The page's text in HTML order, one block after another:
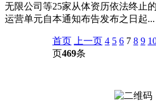
无限公司等25家从体资历依法终止
运营单元自本通知布告发布之日起...
首页 上一页 4 5 6 7 8 9
页469条